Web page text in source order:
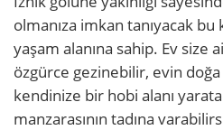
olmanıza imkan tanıyacak bu
yaşam alanına sahip. Ev size
özgürce gezinebilir, evin
kendinize bir hobi alanı
manzarasının tadına